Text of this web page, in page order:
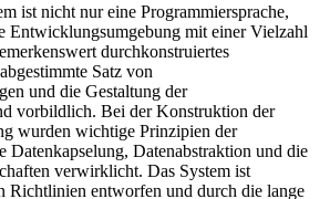
ist nicht nur eine Programmiersprache,
Entwicklungsumgebung mit einer Vielzahl
durchkonstruiertes
Satz von
und die Gestaltung der
vorbildlich. Bei der Konstruktion der
wurden wichtige Prinzipien der
Datenkapselung, Datenabstraktion und die
verwirklicht. Das System ist
Richtlinien entworfen und durch die lange